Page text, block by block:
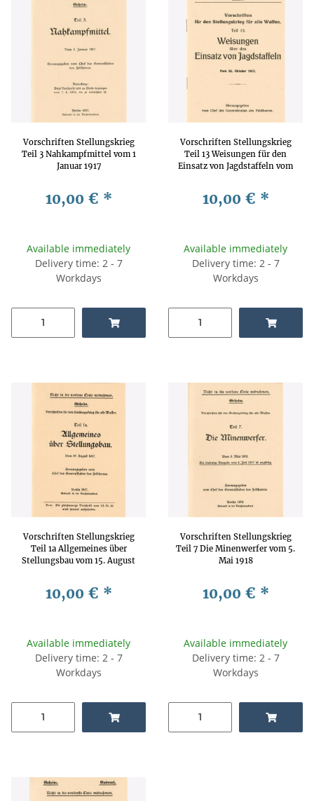
Vorschriften Stellungskrieg
Teil 3 Nahkampfmittel vom 1
Januar 1917
10,00 € *
Available immediately
Delivery time: 2 - 7
Workdays
Vorschriften Stellungskrieg
Teil 13 Weisungen für den
Einsatz von Jagdstaffeln vom
10,00 € *
Available immediately
Delivery time: 2 - 7
Workdays
Vorschriften Stellungskrieg
Teil 1a Allgemeines über
Stellungsbau vom 15. August
10,00 € *
Available immediately
Delivery time: 2 - 7
Workdays
Vorschriften Stellungskrieg
Teil 7 Die Minenwerfer vom 5.
Mai 1918
10,00 € *
Available immediately
Delivery time: 2 - 7
Workdays